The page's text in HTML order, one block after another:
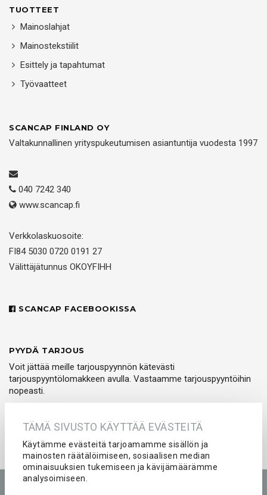
TÄMÄ SIVUSTO KÄYTTÄÄ EVÄSTEITÄ
Käytämme evästeitä tarjoamamme sisällön ja
mainosten räätälöimiseen, sosiaalisen median
ominaisuuksien tukemiseen ja kävijämäärämme
analysoimiseen.
TUOTTEET
Mainoslahjat
Mainostekstiilit
Esittely ja tapahtumat
Työvaatteet
SCANCAP FINLAND OY
Valtakunnallinen yrityspukeutumisen asiantuntija vuodesta 1997
040 7242 340
www.scancap.fi
Verkkolaskuosoite:
FI84 5030 0720 0191 27
Välittäjätunnus OKOYFIHH
SCANCAP FACEBOOKISSA
PYYDÄ TARJOUS
Voit jättää meille tarjouspyynnön kätevästi
tarjouspyyntölomakkeen avulla. Vastaamme tarjouspyyntöihin
nopeasti.